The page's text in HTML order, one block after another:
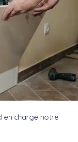
en charge notre